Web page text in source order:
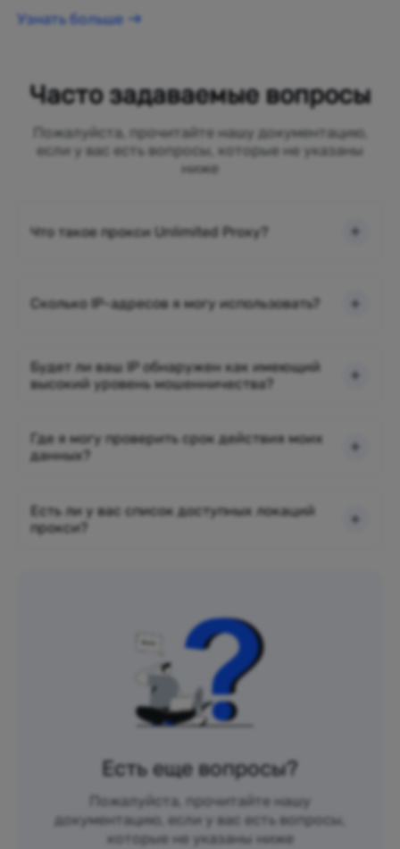
Узнать больше
Часто задаваемые вопросы
Пожалуйста, прочитайте нашу документацию,
если у вас есть вопросы, которые не указаны
ниже
Что такое прокси Unlimited Proxy?
Сколько IP-адресов я могу использовать?
Будет ли ваш IP обнаружен как имеющий
высокий уровень мошенничества?
Где я могу проверить срок действия моих
данных?
Есть ли у вас список доступных локаций
прокси?
Есть еще вопросы?
Пожалуйста, прочитайте нашу
документацию, если у вас есть вопросы,
которые не указаны ниже